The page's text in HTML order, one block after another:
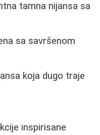
tamna nijansa sa
sa savršenom
koja dugo traje
inspirisane